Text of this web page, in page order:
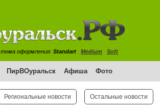
тема оформления: Standart Medium Soft
ПирВОуральск Афиша Фото
Региональные новости Остальные новости